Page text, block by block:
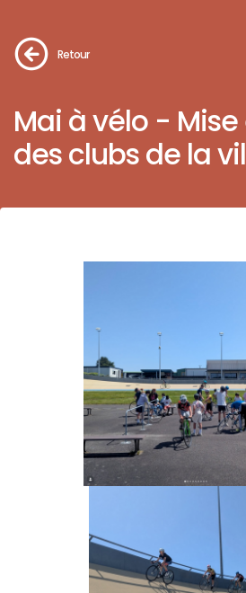
Retour
Mai à vélo -
des clubs de la